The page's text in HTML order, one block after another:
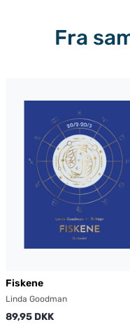
Fra
Fiskene
Linda Goodman
89,95 DKK